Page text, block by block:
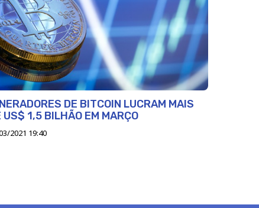
DE BITCOIN LUCRAM MAIS
US$ 1,5 BILHÃO EM MARÇO
2021 19:40